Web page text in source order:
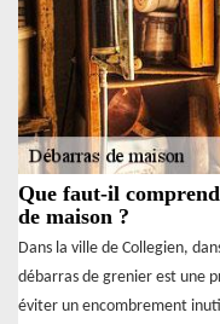
Que faut-il
de maison ?
Dans la ville de Collegien,
débarras de grenier est une
éviter un encombrement